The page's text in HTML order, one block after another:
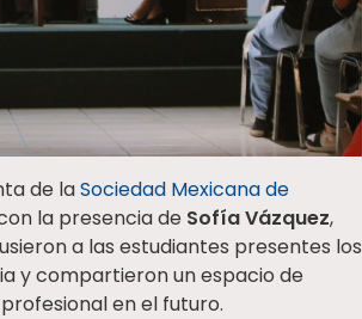
de laSociedad Mexicana de
la presencia de Sofía Vázquez,
a las estudiantes presentes los
y compartieron un espacio de
en el futuro.